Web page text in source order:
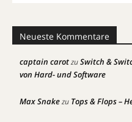
Neueste Kommentare
captain carotzuSwitch &
von Hard- und Software
Max Snakezu Tops & Flops –